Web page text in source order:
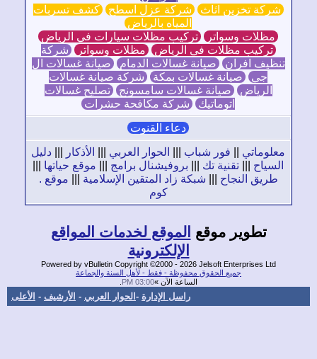
تخزين اثاث شركة عزل اسطح كشف تسربات
المياه بالرياض
مظلات وسواتر تركيب مظلات سيارات في الرياض
تركيب مظلات في الرياض مظلات وسواتر شركة
افران صيانة غسالات الدمام صيانة غسالات ال
صيانة غسالات بمكة شركة صيانة غسالات
صيانة غسالات سامسونج تصليح غسالات
شركة مكافحة حشرات
دعاء القنوت
||فور شباب|||الحوار العربي |||الأذكار |||دليل
|||تقنية تك |||بروفيشنال برامج||| موقع حياتها|||
طريق النجاح||| شبكة زاد المتقين الإسلامية |||موقع .
تطوير موقع الموقع لخدمات المواقع
الإلكترونية
Powered by vBulletin Copyright ©2000 - 2026 Jelsoft Enterprises Ltd
جميع الحقوق محفوظة - فقط - لأهل السنة والجماعة
الساعة الآن »03:00 PM
راسل الإدارة-الحوار العربي- الأرشيف - الأعلى